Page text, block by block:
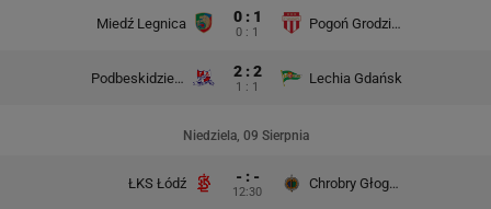
Miedź Legnica 0 : 1
0 : 1
Pogoń Grodzisk Mazowiecki
Podbeskidzie Bielsko-Biała 2 : 2
1 : 1
Lechia Gdańsk
Niedziela, 09 Sierpnia
ŁKS Łódź - : -
12:30
Chrobry Głogów